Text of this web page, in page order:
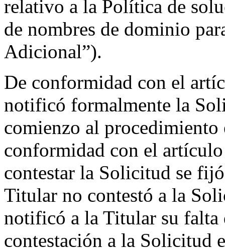
relativo a la Política de
de nombres de dominio
Adicional”).
De conformidad con el
notificó formalmente la
comienzo al
conformidad con el
contestar la Solicitud se
Titular no contestó a la
notificó a la Titular su falta
contestación a la Solicitud